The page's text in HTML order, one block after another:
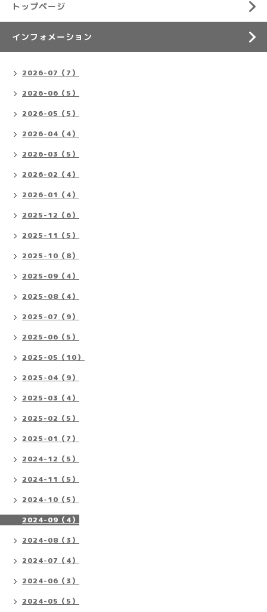
トップページ
インフォメーション
2026-07（7）
2026-06（5）
2026-05（5）
2026-04（4）
2026-03（5）
2026-02（4）
2026-01（4）
2025-12（6）
2025-11（5）
2025-10（8）
2025-09（4）
2025-08（4）
2025-07（9）
2025-06（5）
2025-05（10）
2025-04（9）
2025-03（4）
2025-02（5）
2025-01（7）
2024-12（5）
2024-11（5）
2024-10（5）
2024-09（4）
2024-08（3）
2024-07（4）
2024-06（3）
2024-05（5）